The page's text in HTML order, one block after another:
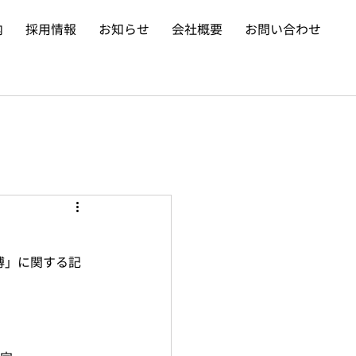
採用情報 お知らせ 会社概要 お問い合わせ
」に関する記